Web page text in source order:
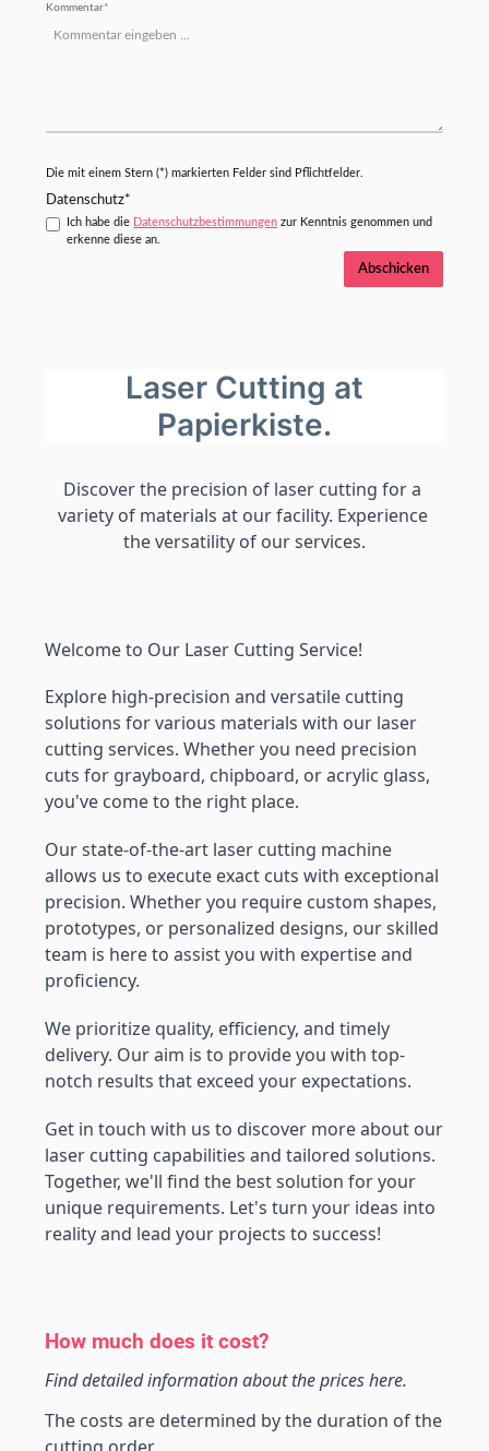
Kommentar*
Die mit einem Stern (*) markierten Felder sind Pflichtfelder.
Datenschutz*
Ich habe die Datenschutzbestimmungen zur Kenntnis genommen und
erkenne diese an.
Abschicken
Laser Cutting at
Papierkiste.
Discover the precision of laser cutting for a
variety of materials at our facility. Experience
the versatility of our services.
Welcome to Our Laser Cutting Service!
Explore high-precision and versatile cutting
solutions for various materials with our laser
cutting services. Whether you need precision
cuts for grayboard, chipboard, or acrylic glass,
you've come to the right place.
Our state-of-the-art laser cutting machine
allows us to execute exact cuts with exceptional
precision. Whether you require custom shapes,
prototypes, or personalized designs, our skilled
team is here to assist you with expertise and
proficiency.
We prioritize quality, efficiency, and timely
delivery. Our aim is to provide you with top-
notch results that exceed your expectations.
Get in touch with us to discover more about our
laser cutting capabilities and tailored solutions.
Together, we'll find the best solution for your
unique requirements. Let's turn your ideas into
reality and lead your projects to success!
How much does it cost?
Find detailed information about the prices here.
The costs are determined by the duration of the